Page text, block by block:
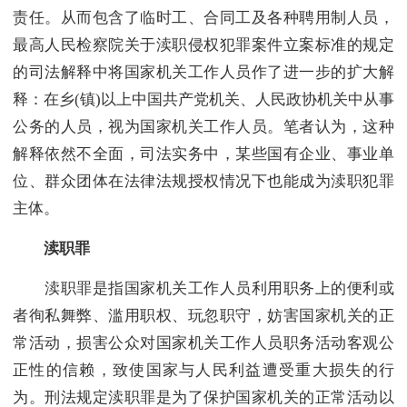
责任。从而包含了临时工、合同工及各种聘用制人员，
最高人民检察院关于渎职侵权犯罪案件立案标准的规定
的司法解释中将国家机关工作人员作了进一步的扩大解
释：在乡(镇)以上中国共产党机关、人民政协机关中从事
公务的人员，视为国家机关工作人员。笔者认为，这种
解释依然不全面，司法实务中，某些国有企业、事业单
位、群众团体在法律法规授权情况下也能成为渎职犯罪
主体。
渎职罪
渎职罪是指国家机关工作人员利用职务上的便利或
者徇私舞弊、滥用职权、玩忽职守，妨害国家机关的正
常活动，损害公众对国家机关工作人员职务活动客观公
正性的信赖，致使国家与人民利益遭受重大损失的行
为。刑法规定渎职罪是为了保护国家机关的正常活动以